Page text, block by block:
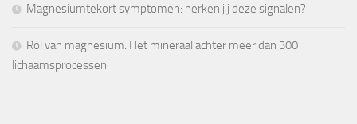
Magnesiumtekort symptomen: herken jij deze signalen?
Rol van magnesium: Het mineraal achter meer dan 300
lichaamsprocessen